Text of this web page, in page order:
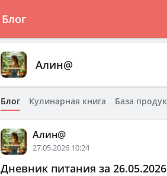
Блог
Алин@
Блог Кулинарная книга База
Алин@
27.05.2026 10:24
Дневник питания за 26.05.2026